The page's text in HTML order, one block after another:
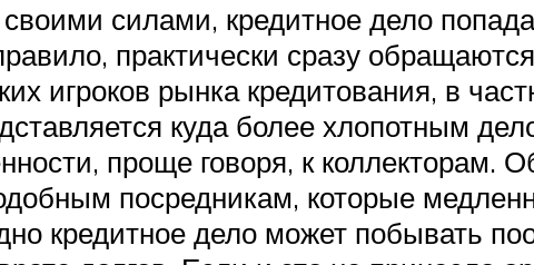
силами, кредитное дело
практически сразу
игроков рынка кредитования, в
куда более хлопотным
проще говоря, к коллекторам.
посредникам, которые
кредитное дело может побывать